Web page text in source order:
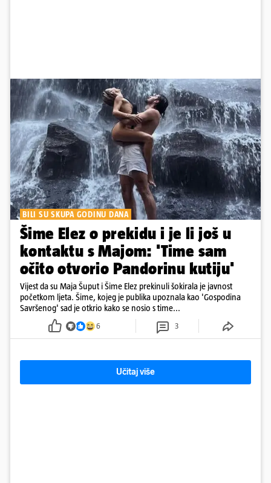
BILI SU SKUPA GODINU DANA
Šime Elez o prekidu i je li još u
kontaktu s Majom: 'Time sam
očito otvorio Pandorinu kutiju'
Vijest da su Maja Šuput i Šime Elez prekinuli šokirala je javnost
početkom ljeta. Šime, kojeg je publika upoznala kao 'Gospodina
Savršenog' sad je otkrio kako se nosio s time...
6 3
Učitaj više